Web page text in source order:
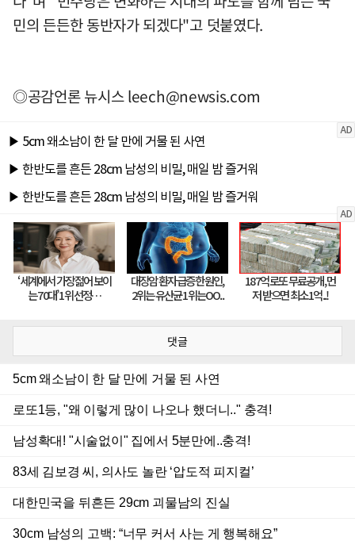
민의 든든한 동반자가 되겠다"고 덧붙였다.
◎공감언론 뉴시스leech@newsis.com
댓글